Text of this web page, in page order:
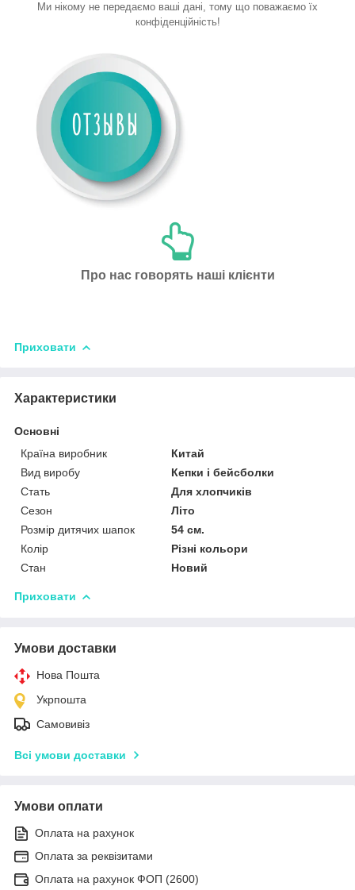
Ми нікому не передаємо ваші дані, тому що поважаємо їх
конфіденційність!
Про нас говорять наші клієнти
Приховати
Характеристики
Основні
Країна виробник
Китай
Вид виробу
Кепки і бейсболки
Стать
Для хлопчиків
Сезон
Літо
Розмір дитячих шапок
54 см.
Колір
Різні кольори
Стан
Новий
Приховати
Умови доставки
Нова Пошта
Укрпошта
Самовивіз
Всі умови доставки
Умови оплати
Оплата на рахунок
Оплата за реквізитами
Оплата на рахунок ФОП (2600)